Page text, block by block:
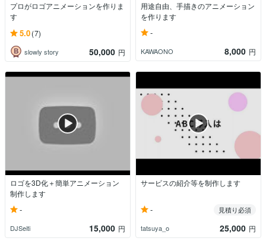
プロがロゴアニメーションを作りま
す
5.0(7)
slowly story 50,000 円
用途自由、手描きのアニメーション
を作ります
-
KAWAONO 8,000 円
ロゴを3D化＋簡単アニメーション
制作します
-
DJSeiti 15,000 円
サービスの紹介等を制作します
-
見積り必須
tatsuya_o
25,000 円